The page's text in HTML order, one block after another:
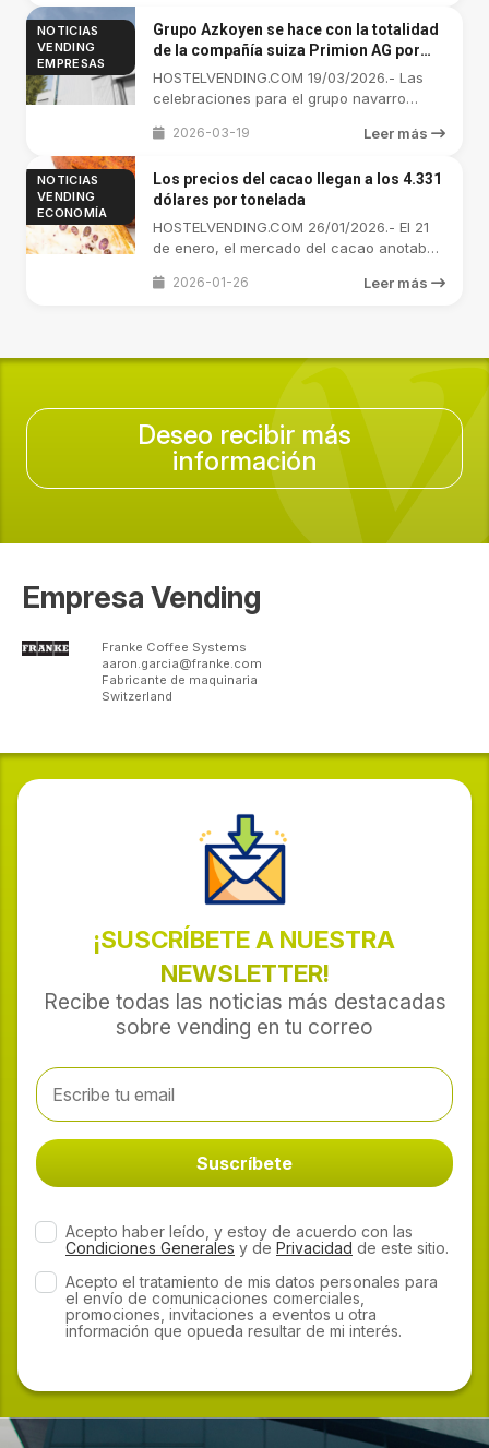
NOTICIAS
VENDING
EMPRESAS
Grupo Azkoyen se hace con la totalidad
de la compañía suiza Primion AG por
2.295.845 euros
HOSTELVENDING.COM 19/03/2026.- Las
celebraciones para el grupo navarro
2026-03-19 Leer más
NOTICIAS
VENDING
ECONOMÍA
Los precios del cacao llegan a los 4.331
dólares por tonelada
HOSTELVENDING.COM 26/01/2026.- El 21
de enero, el mercado del cacao anotaba
2026-01-26 Leer más
Deseo recibir más
información
Empresa Vending
Franke Coffee Systems
aaron.garcia@franke.com
Fabricante de maquinaria
Switzerland
¡SUSCRÍBETE A NUESTRA
NEWSLETTER!
Recibe todas las noticias más destacadas
sobre vending en tu correo
Acepto haber leído, y estoy de acuerdo con las
Condiciones Generales y de Privacidad de este sitio.
Acepto el tratamiento de mis datos personales para
el envío de comunicaciones comerciales,
promociones, invitaciones a eventos u otra
información que opueda resultar de mi interés.